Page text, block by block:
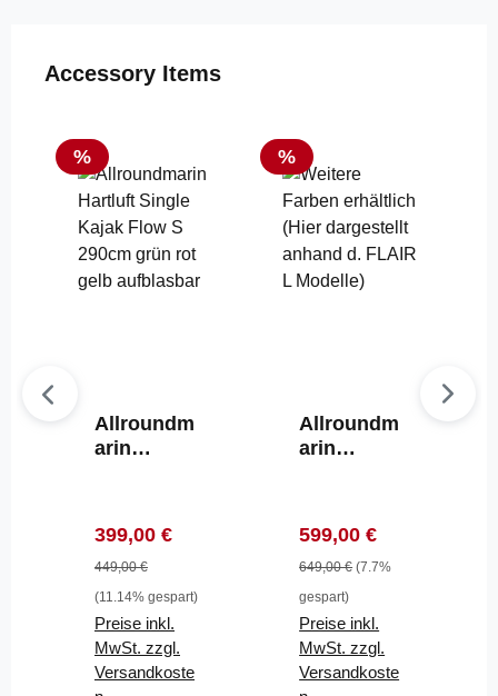
Produktgalerie überspringen
Accessory Items
Rabatt
%
Allroundm
arin
S 290cm
grün rot
gelb
aufblasbar
Verkaufspreis:
399,00 €
449,00 €
(11.14% gespart)
Preise inkl.
MwSt. zzgl.
Versandkoste
Rabatt
%
Allroundm
arin
L 391cm
grün rot
gelb
Aufblasba
r
Verkaufspreis:
599,00 €
649,00 € (7.7%
gespart)
Preise inkl.
MwSt. zzgl.
Versandkoste